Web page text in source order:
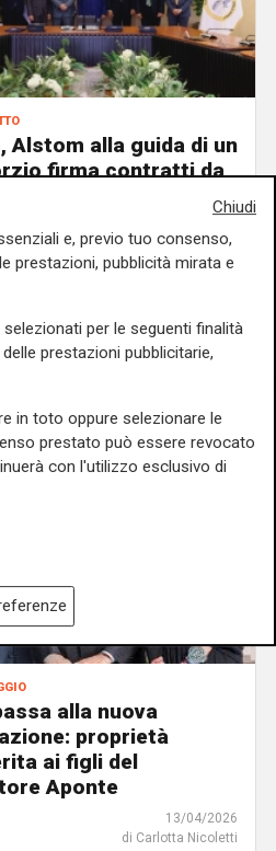
Alstom alla guida di un
firma contratti da
di Redazione
alla nuova
proprietà
ai figli del
Aponte
13/04/2026
di Carlotta Nicoletti
Chiudi
e, previo tuo consenso,
prestazioni, pubblicità mirata e
per le seguenti finalità
prestazioni pubblicitarie,
in toto oppure selezionare le
prestato può essere revocato
con l'utilizzo esclusivo di